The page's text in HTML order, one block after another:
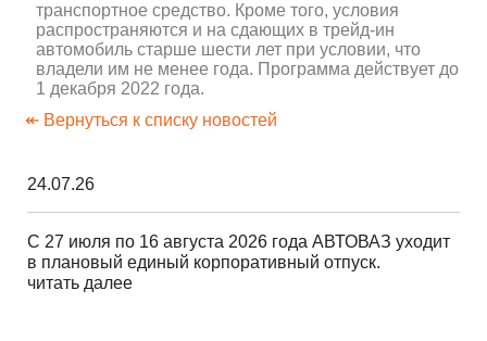
транспортное средство. Кроме того, условия
распространяются и на сдающих в трейд-ин
автомобиль старше шести лет при условии, что
владели им не менее года. Программа действует до
1 декабря 2022 года.
↞ Вернуться к списку новостей
24.07.26
С 27 июля по 16 августа 2026 года АВТОВАЗ уходит
в плановый единый корпоративный отпуск.
читать далее